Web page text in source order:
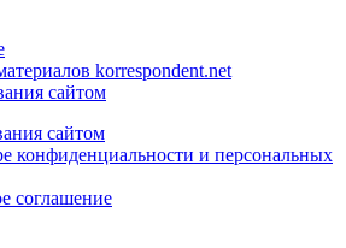
korrespondent.net
сайтом
сайтом
конфиденциальности и персональных
соглашение